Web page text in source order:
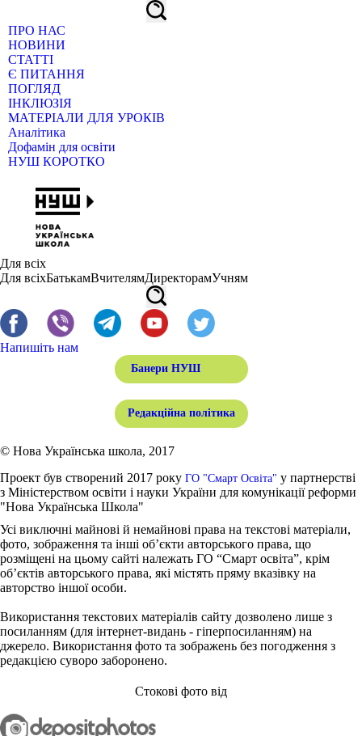
ПРО НАС
НОВИНИ
СТАТТІ
Є ПИТАННЯ
ПОГЛЯД
ІНКЛЮЗІЯ
МАТЕРІАЛИ ДЛЯ УРОКІВ
Аналітика
Дофамін для освіти
НУШ КОРОТКО
Для всіх
Для всіхБатькамВчителямДиректорамУчням
Напишіть нам
Банери НУШ
Редакційна політика
© Нова Українська школа, 2017
Проект був створений 2017 року ГО "Смарт Освіта" у партнерстві
з Міністерством освіти і науки України для комунікації реформи
"Нова Українська Школа"
Усі виключні майнові й немайнові права на текстові матеріали,
фото, зображення та інші об’єкти авторського права, що
розміщені на цьому сайті належать ГО “Смарт освіта”, крім
об’єктів авторського права, які містять пряму вказівку на
авторство іншої особи.
Використання текстових матеріалів сайту дозволено лише з
посиланням (для інтернет-видань - гіперпосиланням) на
джерело. Використання фото та зображень без погодження з
редакцією суворо заборонено.
Стокові фото від